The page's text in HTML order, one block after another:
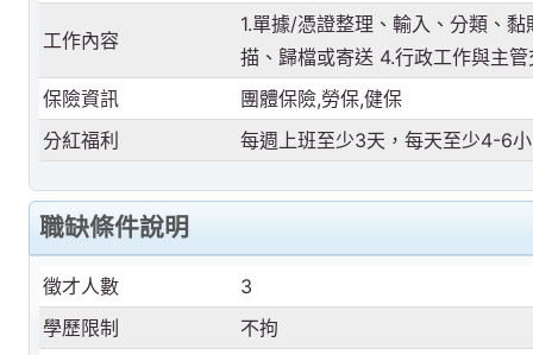
工作內容
1.單據/憑證整理、輸入、分類、
描、歸檔或寄送 4.行政工作與主
保險資訊
團體保險,勞保,健保
分紅福利
每週上班至少3天，每天至少4-6
職缺條件說明
徵才人數
3
學歷限制
不拘